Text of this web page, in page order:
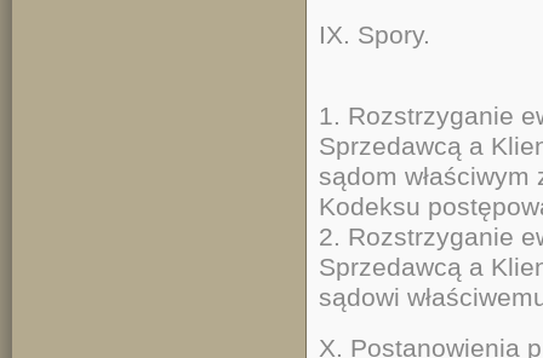
IX. Spory.
1. Rozstrzyganie
Sprzedawcą a
sądom
Kodeksu
2. Rozstrzyganie
Sprzedawcą a
sądowi
X. Postanowienia